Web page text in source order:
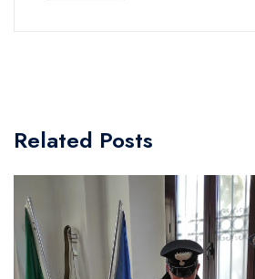
Related Posts